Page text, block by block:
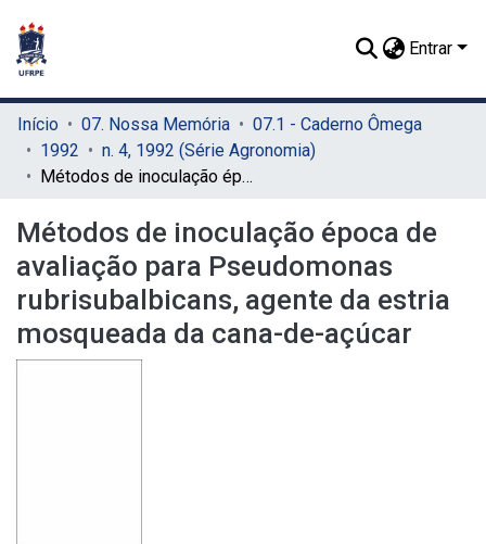
Entrar
Início 07. Nossa Memória
07.1 - Caderno Ômega
1992
n. 4, 1992 (Série Agronomia)
Métodos de inoculação época de avaliação para Pseudomonas rubrisubalbicans, agente da estria mosqueada da cana-de-açúcar
Métodos de inoculação época de
avaliação para Pseudomonas
rubrisubalbicans, agente da estria
mosqueada da cana-de-açúcar